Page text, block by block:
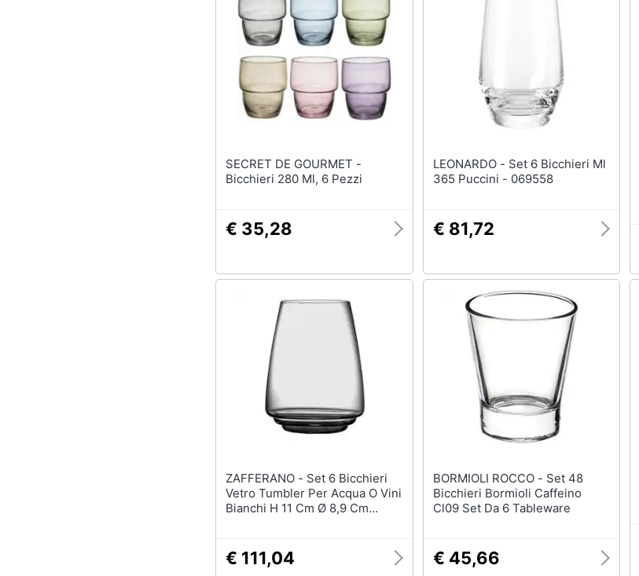
SECRET DE GOURMET -
Bicchieri 280 Ml, 6 Pezzi
€ 35,28
LEONARDO - Set 6 Bicchieri Ml
365 Puccini - 069558
€ 81,72
ZAFFERANO - Set 6 Bicchieri
Vetro Tumbler Per Acqua O Vini
Bianchi H 11 Cm Ø 8,9 Cm
€ 111,04
BORMIOLI ROCCO - Set 48
Bicchieri Bormioli Caffeino
Cl09 Set Da 6 Tableware
€ 45,66